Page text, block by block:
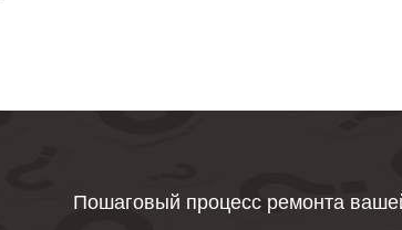
Пошаговый процесс ремонта